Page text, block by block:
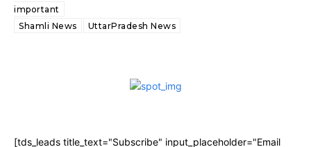
important
Shamli News
UttarPradesh News
[tds_leads title_text="Subscribe" input_placeholder="Email